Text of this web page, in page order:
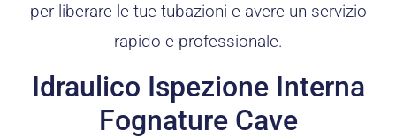
per liberare le tue tubazioni e avere un servizio
rapido e professionale.
Idraulico Ispezione Interna
Fognature Cave